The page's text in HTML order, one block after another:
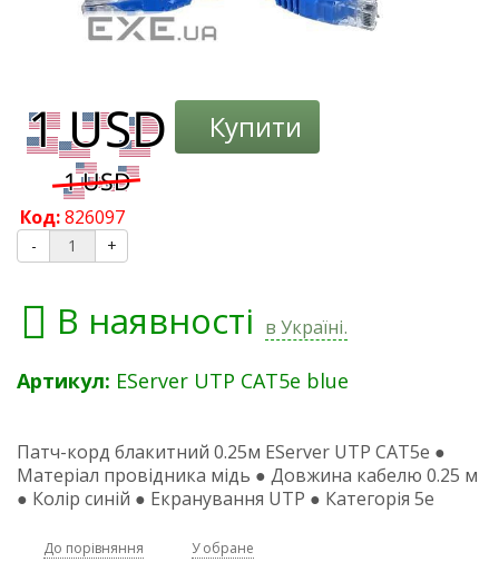
Купити
Код:826097
- +
В наявності в Україні.
Артикул: EServer UTP CAT5e blue
Патч-корд блакитний 0.25м EServer UTP CAT5e ●
Матеріал провідника мідь ● Довжина кабелю 0.25 м
● Колір синій ● Екранування UTP ● Категорія 5е
До порівняння У обране